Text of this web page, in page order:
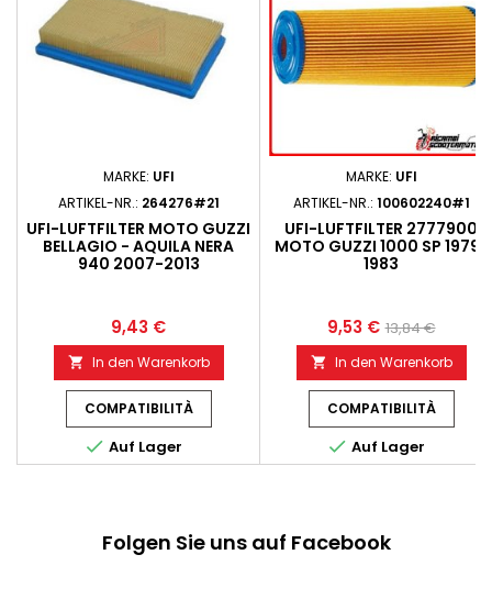
MARKE: UFI
ARTIKEL-NR.: 264276#21
UFI-LUFTFILTER MOTO GUZZI
BELLAGIO - AQUILA NERA
940 2007-2013
9,43 €
 In den Warenkorb
COMPATIBILITÀ
 Auf Lager
MARKE: UFI
ARTIKEL-NR.: 100602240#1
UFI-LUFTFILTER 2777900
MOTO GUZZI 1000 SP 1979-
1983
9,53 € 13,84 €
 In den Warenkorb
COMPATIBILITÀ
 Auf Lager
Folgen Sie uns auf Facebook